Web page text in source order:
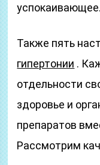
успокаивающее.
Также пять
гипертонии .
отдельности
здоровье и
препаратов
Рассмотрим